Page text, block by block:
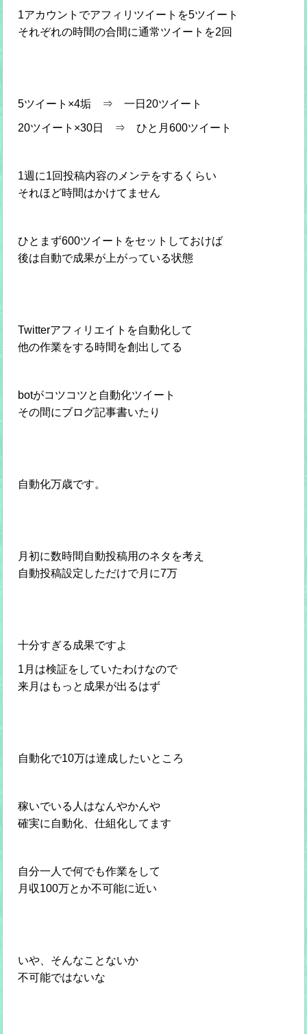
1アカウントでアフィリツイートを5ツイート
それぞれの時間の合間に通常ツイートを2回
5ツイート×4垢 ⇒ 一日20ツイート
20ツイート×30日 ⇒ ひと月600ツイート
1週に1回投稿内容のメンテをするくらい
それほど時間はかけてません
ひとまず600ツイートをセットしておけば
後は自動で成果が上がっている状態
Twitterアフィリエイトを自動化して
他の作業をする時間を創出してる
botがコツコツと自動化ツイート
その間にブログ記事書いたり
自動化万歳です。
月初に数時間自動投稿用のネタを考え
自動投稿設定しただけで月に7万
十分すぎる成果ですよ
1月は検証をしていたわけなので
来月はもっと成果が出るはず
自動化で10万は達成したいところ
稼いでいる人はなんやかんや
確実に自動化、仕組化してます
自分一人で何でも作業をして
月収100万とか不可能に近い
いや、そんなことないか
不可能ではないな